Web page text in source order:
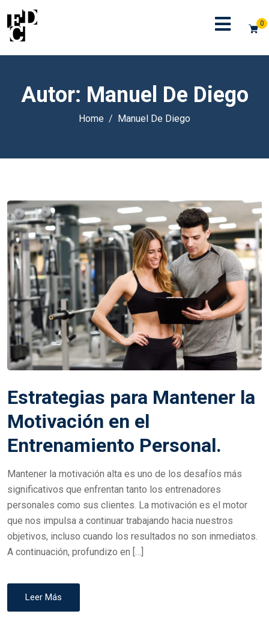
0
Autor: Manuel De Diego
Home Manuel De Diego
Estrategias para Mantener la
Motivación en el
Entrenamiento Personal.
Mantener la motivación alta es uno de los desafíos más
significativos que enfrentan tanto los entrenadores
personales como sus clientes. La motivación es el motor
que nos impulsa a continuar trabajando hacia nuestros
objetivos, incluso cuando los resultados no son inmediatos.
A continuación, profundizo en […]
Leer Más